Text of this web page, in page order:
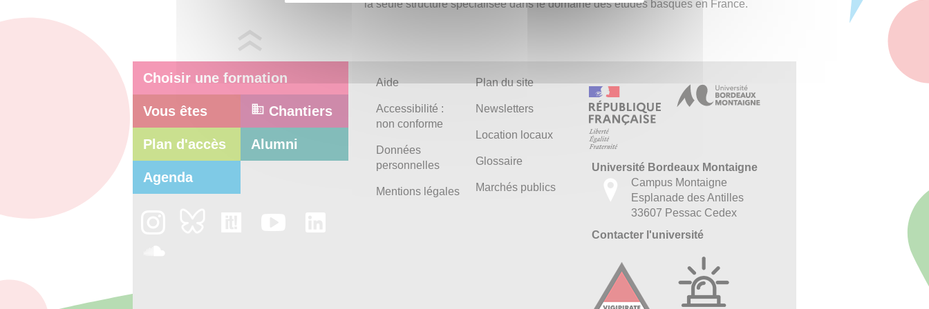
la seule structure spécialisée dans le domaine des études basques en France.
Choisir une formation
Vous êtes Chantiers
Plan d'accès Alumni
Agenda
Aide
Accessibilité :
non conforme
Données
personnelles
Mentions légales
Plan du site
Newsletters
Location locaux
Glossaire
Marchés publics
Université Bordeaux Montaigne
Campus Montaigne
Esplanade des Antilles
33607 Pessac Cedex
Contacter l'université